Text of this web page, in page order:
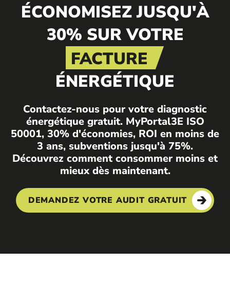
ÉCONOMISEZ JUSQU'À
30% SUR VOTRE
FACTURE
ÉNERGÉTIQUE
Contactez-nous pour votre diagnostic
énergétique gratuit. MyPortal3E ISO
50001, 30% d'économies, ROI en moins de
3 ans, subventions jusqu'à 75%.
Découvrez comment consommer moins et
mieux dès maintenant.
DEMANDEZ VOTRE AUDIT GRATUIT